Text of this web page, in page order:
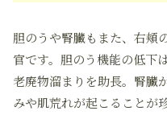
胆のうや腎臓もまた、右頬
官です。胆のう機能の低下
老廃物溜まりを助長。腎臓
みや肌荒れが起こることが